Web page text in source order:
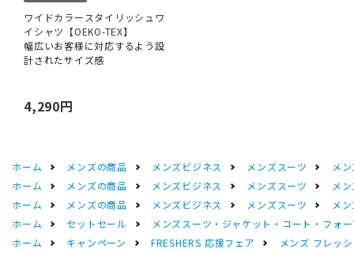
ワイドカラースタイリッシュワ
イシャツ【OEKO-TEX】
幅広いお客様に対応するよう設
計されたサイズ感
4,290円
ホーム メンズの商品 メンズビジネス メンズスーツ
メ
ホーム
メンズの商品 メンズビジネス メンズスーツ
メ
ホーム
メンズの商品 メンズビジネス メンズスーツ
メ
ホーム
セットセール
メンズスーツ・ジャケット・コート・フォ
ホーム
キャンペーン FRESHERS 応援フェア メンズ フレッ